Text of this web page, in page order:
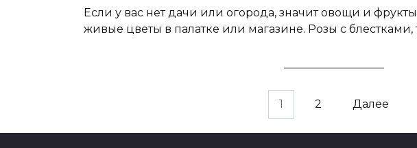
Если у вас нет дачи или огорода, значит овощи и
живые цветы в палатке или магазине. Розы с
1 2 Далее